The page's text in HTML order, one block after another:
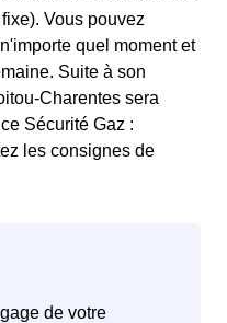
Vous pouvez
quel moment et
Suite à son
Charentes sera
Sécurité Gaz :
les consignes de
de votre